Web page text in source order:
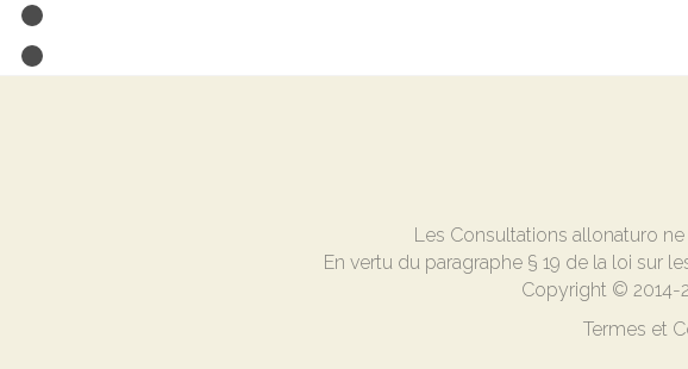
Les Consultations allonaturo
En vertu du paragraphe § 19 de la loi sur
Copyright © 2014-
Termes et